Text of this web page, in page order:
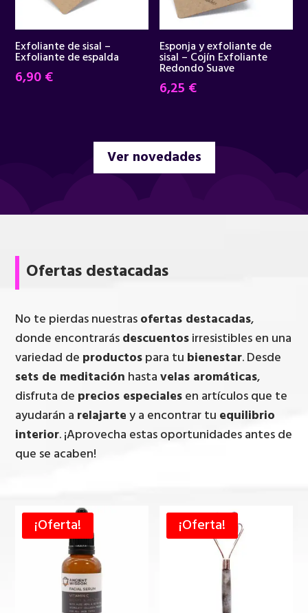
Exfoliante de sisal –
Exfoliante de espalda
6,90€
Esponja y exfoliante de
sisal – Cojín Exfoliante
Redondo Suave
6,25 €
Ver novedades
Ofertas destacadas
No te pierdas nuestrasofertas destacadas,
donde encontrarásdescuentosirresistibles en una
variedad de productospara tu bienestar. Desde
sets de meditación hastavelas aromáticas,
disfruta de precios especialesen artículos que te
ayudarán a relajartey a encontrar tu equilibrio
interior. ¡Aprovecha estas oportunidades antes de
que se acaben!
¡Oferta! ¡Oferta!